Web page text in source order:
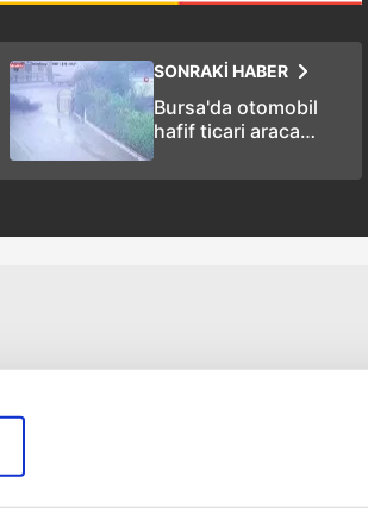
SONRAKİ HABER
Bursa'da otomobil
hafif ticari araca
anlar kamerada